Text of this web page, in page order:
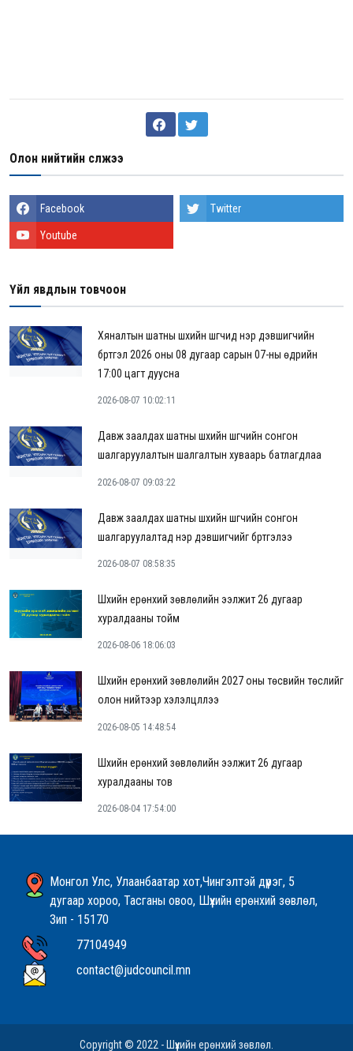
Олон нийтийн сүлжээ
Facebook Twitter
Youtube
Үйл явдлын товчоон
Хяналтын шатны шүүхийн шүүгчид нэр дэвшигчийн
бүртгэл 2026 оны 08 дугаар сарын 07-ны өдрийн
17:00 цагт дуусна
2026-08-07 10:02:11
Давж заалдах шатны шүүхийн шүүгчийн сонгон
шалгаруулалтын шалгалтын хуваарь батлагдлаа
2026-08-07 09:03:22
Давж заалдах шатны шүүхийн шүүгчийн сонгон
шалгаруулалтад нэр дэвшигчийг бүртгэлээ
2026-08-07 08:58:35
Шүүхийн ерөнхий зөвлөлийн ээлжит 26 дугаар
хуралдааны тойм
2026-08-06 18:06:03
Шүүхийн ерөнхий зөвлөлийн 2027 оны төсвийн төслийг
олон нийтээр хэлэлцүүллээ
2026-08-05 14:48:54
Шүүхийн ерөнхий зөвлөлийн ээлжит 26 дугаар
хуралдааны тов
2026-08-04 17:54:00
Монгол Улс, Улаанбаатар хот,Чингэлтэй дүүрэг, 5
дугаар хороо, Тасганы овоо, Шүүхийн ерөнхий зөвлөл,
Зип - 15170
77104949
contact@judcouncil.mn
Copyright © 2022 - Шүүхийн ерөнхий зөвлөл.